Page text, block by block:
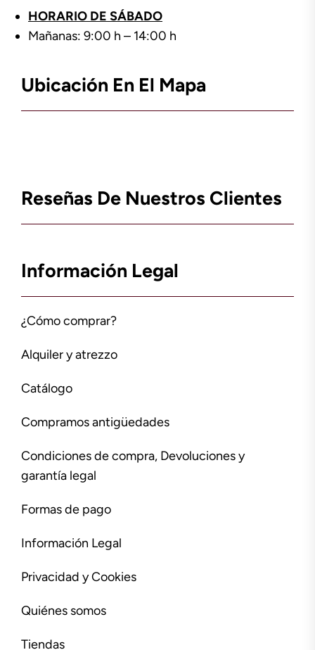
HORARIO DE SÁBADO
Mañanas: 9:00 h – 14:00 h
Ubicación En El Mapa
Reseñas De Nuestros Clientes
Información Legal
¿Cómo comprar?
Alquiler y atrezzo
Catálogo
Compramos antigüedades
Condiciones de compra, Devoluciones y
garantía legal
Formas de pago
Información Legal
Privacidad y Cookies
Quiénes somos
Tiendas